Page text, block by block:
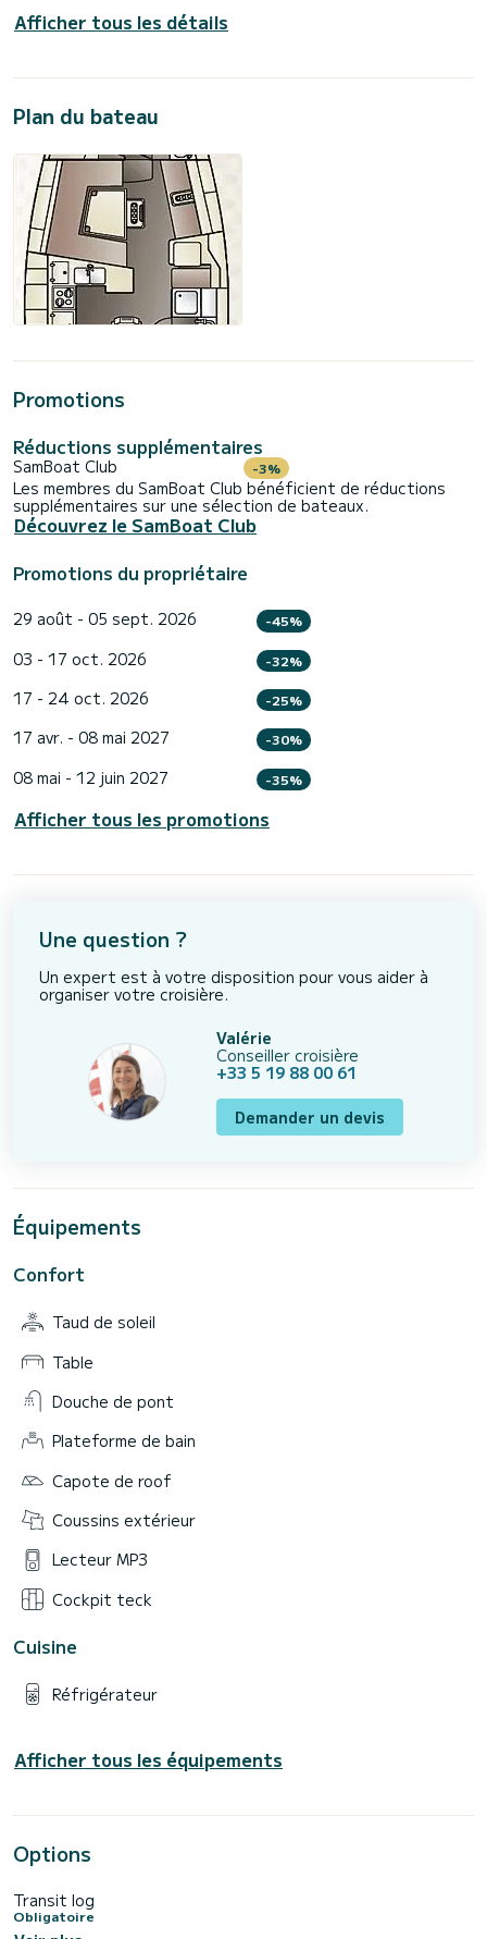
Afficher tous les détails
Plan du bateau
Promotions
Réductions supplémentaires
SamBoat Club -3%
Les membres du SamBoat Club bénéficient de réductions
supplémentaires sur une sélection de bateaux.
Découvrez le SamBoat Club
Promotions du propriétaire
29 août - 05 sept. 2026 -45%
03 - 17 oct. 2026 -32%
17 - 24 oct. 2026 -25%
17 avr. - 08 mai 2027 -30%
08 mai - 12 juin 2027 -35%
Afficher tous les promotions
Une question ?
Un expert est à votre disposition pour vous aider à
organiser votre croisière.
Valérie
Conseiller croisière
+33 5 19 88 00 61
Demander un devis
Équipements
Confort
Taud de soleil
Table
Douche de pont
Plateforme de bain
Capote de roof
Coussins extérieur
Lecteur MP3
Cockpit teck
Cuisine
Réfrigérateur
Afficher tous les équipements
Options
Transit log
Obligatoire